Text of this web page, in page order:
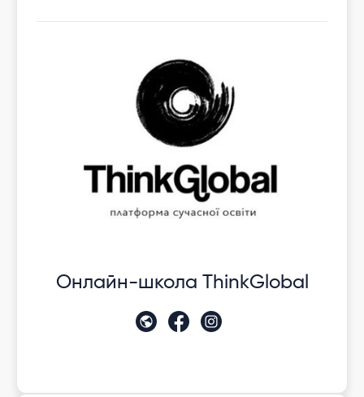
Онлайн-школа ThinkGlobal